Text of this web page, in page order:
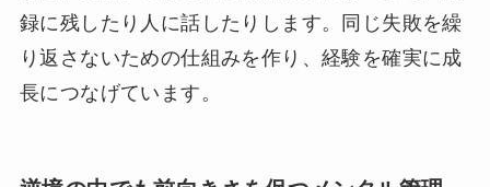
録に残したり人に話したりします。同じ失敗を繰
り返さないための仕組みを作り、経験を確実に成
長につなげています。